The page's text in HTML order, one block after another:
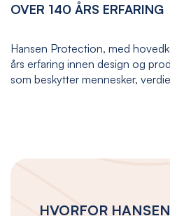
OVER 140 ÅRS ERFARING
Hansen Protection, med
års erfaring innen design og
som beskytter mennesker,
HVORFOR